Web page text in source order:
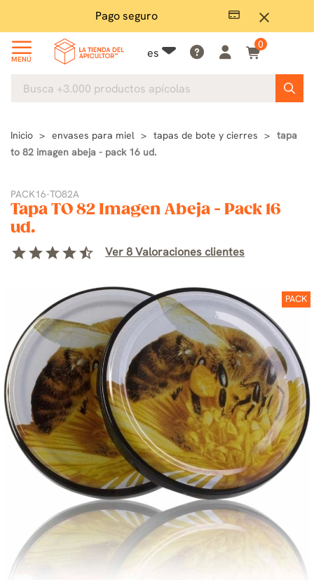
close
Pago seguro
MENÚ es
0
Inicio envases para miel tapas de bote y cierres
tapa
to 82 imagen abeja - pack 16 ud.
PACK16-TO82A
Tapa TO 82 Imagen Abeja - Pack 16
ud.
starstarstarstarstar_half Ver 8 Valoraciones clientes
PACK